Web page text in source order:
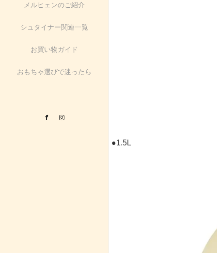
メルヒェンのご紹介
シュタイナー関連一覧
お買い物ガイド
おもちゃ選びで迷ったら
Facebook
●1.5L